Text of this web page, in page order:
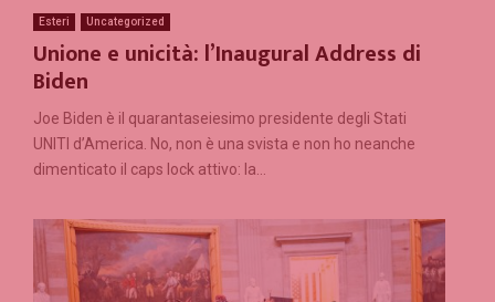
Esteri Uncategorized
Unione e unicità: l’Inaugural Address di
Biden
Joe Biden è il quarantaseiesimo presidente degli Stati
UNITI d’America. No, non è una svista e non ho neanche
dimenticato il caps lock attivo: la...